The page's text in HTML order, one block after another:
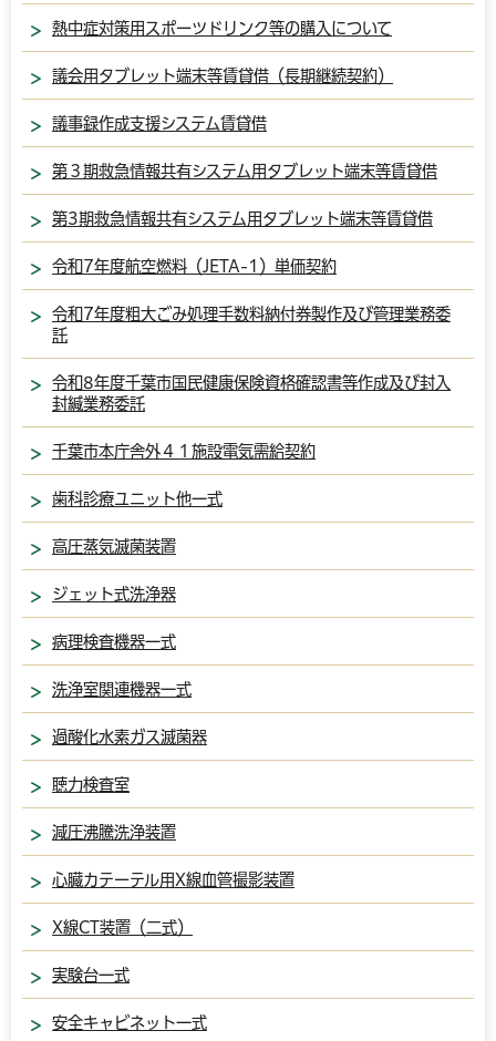
熱中症対策用スポーツドリンク等の購入について
議会用タブレット端末等賃貸借（長期継続契約）
議事録作成支援システム賃貸借
第３期救急情報共有システム用タブレット端末等賃貸借
第3期救急情報共有システム用タブレット端末等賃貸借
令和7年度航空燃料（JETA-1）単価契約
令和7年度粗大ごみ処理手数料納付券製作及び管理業務委
託
令和8年度千葉市国民健康保険資格確認書等作成及び封入
封緘業務委託
千葉市本庁舎外４１施設電気需給契約
歯科診療ユニット他一式
高圧蒸気滅菌装置
ジェット式洗浄器
病理検査機器一式
洗浄室関連機器一式
過酸化水素ガス滅菌器
聴力検査室
減圧沸騰洗浄装置
心臓カテーテル用X線血管撮影装置
X線CT装置（二式）
実験台一式
安全キャビネット一式